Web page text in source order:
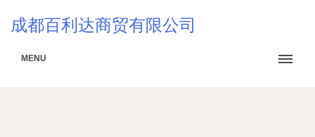
成都百利达商贸有限公司
MENU